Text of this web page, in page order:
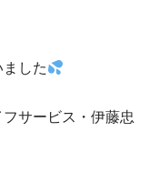
した
サービス・伊藤忠